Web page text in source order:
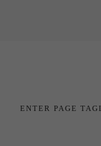
ENTER PAGE